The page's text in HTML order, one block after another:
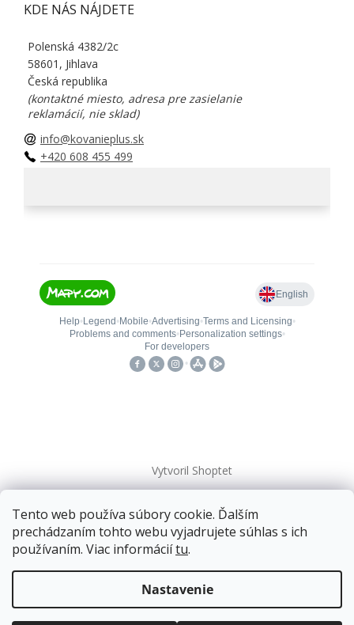
Tento web používa súbory cookie. Ďalším
prechádzaním tohto webu vyjadrujete súhlas s ich
používaním. Viac informáciítu.
Nastavenie
Doprava zadarmopre balíkové zásielky v hodnote
nad120 EUR*.
Balíky zasielame už od4 EUR.
KDE NÁS NÁJDETE
Polenská 4382/2c
58601, Jihlava
Česká republika
(kontaktné miesto, adresa pre zasielanie
reklamácií, nie sklad)
info@kovanieplus.sk
+420 608 455 499
Vytvoril Shoptet
Copyright 2026kovanieplus. Všetky práva vyhradené.